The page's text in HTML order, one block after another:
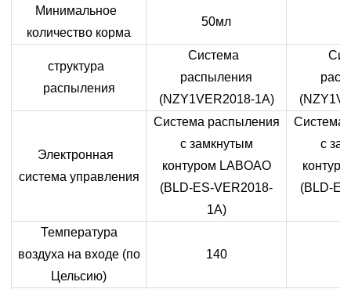
Минимальное
количество корма
50мл
структура
распыления
Система
распыления
(NZY1VER2018-1A)
Электронная
система управления
Система распыления
с замкнутым
контуром LABOAO
(BLD-ES-VER2018-
1A)
Система
с
(BLD-ES
Температура
воздуха на входе (по
Цельсию)
140